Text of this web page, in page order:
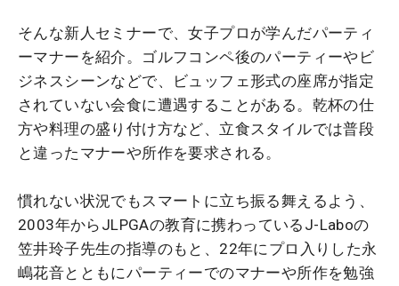
そんな新人セミナーで、女子プロが学んだパーティ
ーマナーを紹介。ゴルフコンペ後のパーティーやビ
ジネスシーンなどで、ビュッフェ形式の座席が指定
されていない会食に遭遇することがある。乾杯の仕
方や料理の盛り付け方など、立食スタイルでは普段
と違ったマナーや所作を要求される。
慣れない状況でもスマートに立ち振る舞えるよう、
2003年からJLPGAの教育に携わっているJ-Laboの
笠井玲子先生の指導のもと、22年にプロ入りした永
嶋花音とともにパーティーでのマナーや所作を勉強